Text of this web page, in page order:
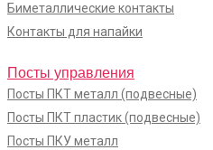
Биметаллические контакты
Контакты для напайки
Посты управления
Посты ПКТ металл (подвесные)
Посты ПКТ пластик (подвесные)
Посты ПКУ металл